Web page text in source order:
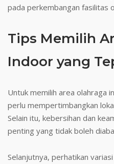
pada perkembangan fasilitas
Tips Memilih
Indoor yang
Untuk memilih area olahraga
perlu mempertimbangkan
Selain itu, kebersihan dan
penting yang tidak boleh
Selanjutnya, perhatikan